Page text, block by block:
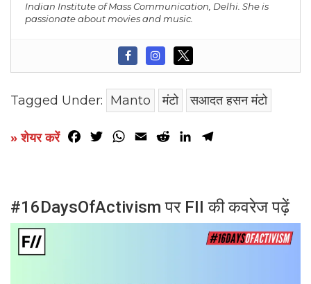
Indian Institute of Mass Communication, Delhi. She is
passionate about movies and music.
Tagged Under: Manto मंटो सआदत हसन मंटो
» शेयर करें Facebook
TwitterWhatsApp
Email RedditLinkedIn
#16DaysOfActivism पर FII की कवरेज पढ़ें